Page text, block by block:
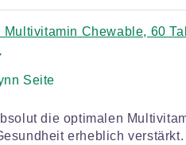
Multivitamin Chewable, 60
Seite
die optimalen
erheblich